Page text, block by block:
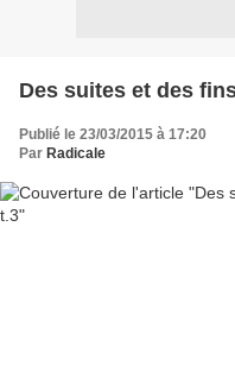
Des suites et des
Publié le 23/03/2015 à 17:20
Par Radicale